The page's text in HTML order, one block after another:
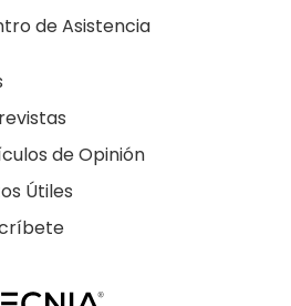
de Asistencia
de Opinión
Útiles